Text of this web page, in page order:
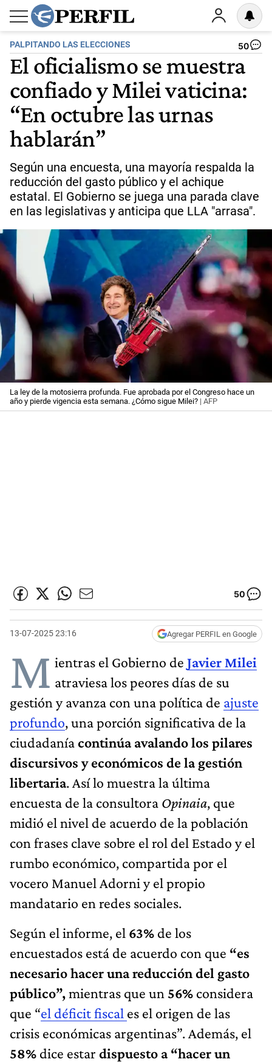
PALPITANDO LAS ELECCIONES 50
El oficialismo se muestra
confiado y Milei vaticina:
“En octubre las urnas
hablarán”
Según una encuesta, una mayoría respalda la
reducción del gasto público y el achique
estatal. El Gobierno se juega una parada clave
en las legislativas y anticipa que LLA "arrasa".
La ley de la motosierra profunda. Fue aprobada por el Congreso hace un
año y pierde vigencia esta semana. ¿Cómo sigue Milei? | AFP
50
13-07-2025 23:16 Agregar PERFIL en Google
M ientras el Gobierno de Javier Milei
atraviesa los peores días de su
gestión y avanza con una política de ajuste
profundo, una porción significativa de la
ciudadaníacontinúa avalando los pilares
discursivos y económicos de la gestión
libertaria. Así lo muestra la última
encuesta de la consultora Opinaia, que
midió el nivel de acuerdo de la población
con frases clave sobre el rol del Estado y el
rumbo económico, compartida por el
vocero Manuel Adorni y el propio
mandatario en redes sociales.
Según el informe, el 63% de los
encuestados está de acuerdo con que “es
necesario hacer una reducción del gasto
público”,mientras que un 56% considera
que “el déficit fiscal es el origen de las
crisis económicas argentinas”. Además, el
58% dice estar dispuesto a “hacer un